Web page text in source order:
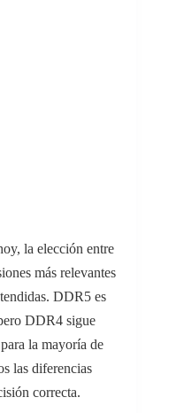
la elección entre
más relevantes
DDR5 es
DDR4 sigue
la mayoría de
las diferencias
correcta.